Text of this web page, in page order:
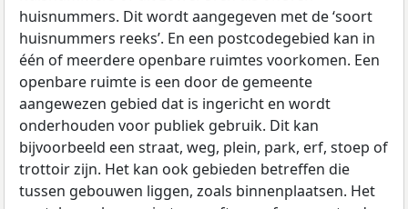
huisnummers. Dit wordt aangegeven met de ‘soort
huisnummers reeks’. En een postcodegebied kan in
één of meerdere openbare ruimtes voorkomen. Een
openbare ruimte is een door de gemeente
aangewezen gebied dat is ingericht en wordt
onderhouden voor publiek gebruik. Dit kan
bijvoorbeeld een straat, weg, plein, park, erf, stoep of
trottoir zijn. Het kan ook gebieden betreffen die
tussen gebouwen liggen, zoals binnenplaatsen. Het